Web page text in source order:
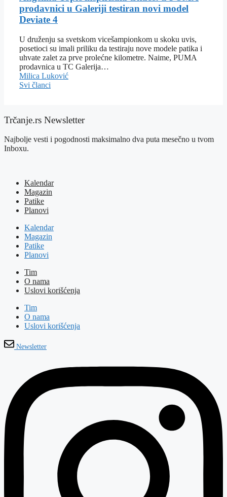
prodavnici u Galeriji testiran novi model
Deviate 4
U druženju sa svetskom vicešampionkom u skoku uvis,
posetioci su imali priliku da testiraju nove modele patika i
uhvate zalet za prve prolećne kilometre. Naime, PUMA
prodavnica u TC Galerija…
Milica Luković
Svi članci
Trčanje.rs Newsletter
Najbolje vesti i pogodnosti maksimalno dva puta mesečno u tvom
Inboxu.
Kalendar
Magazin
Patike
Planovi
Kalendar
Magazin
Patike
Planovi
Tim
O nama
Uslovi korišćenja
Tim
O nama
Uslovi korišćenja
Newsletter